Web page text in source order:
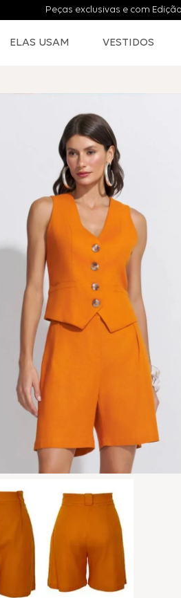
ELAS USAM VESTIDOS